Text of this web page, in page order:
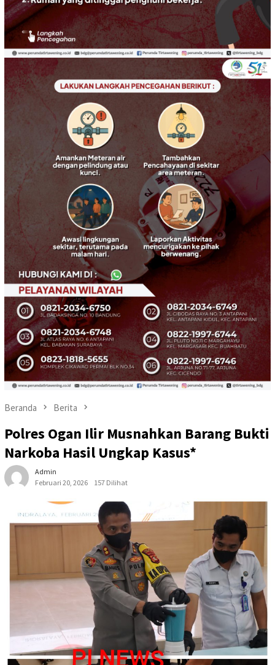
Beranda Berita
Polres Ogan Ilir Musnahkan Barang Bukti
Narkoba Hasil Ungkap Kasus*
Admin
Februari 20, 2026
157 Dilihat